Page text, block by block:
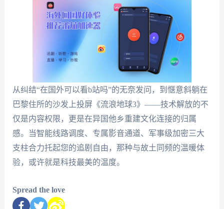
从纠结“在国外可以看b站吗”的无奈发问，到惬意斜躺在
巴黎住所的沙发上投屏《流浪地球3》——技术解放的不
仅是内容权限，更是在异国他乡重建文化连接的归属
感。当智能线路调度、专属影音通道、军事级加密三大
支柱合力托起您的追剧自由，那种与故土同频的温暖体
验，或许就是科技最美的温度。
Spread the love